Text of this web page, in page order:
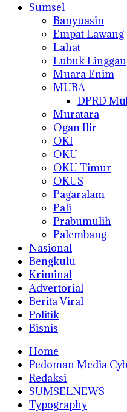
Sumsel
Banyuasin
Empat Lawang
Lahat
Lubuk Linggau
Muara Enim
MUBA
DPRD
Muratara
Ogan Ilir
OKI
OKU
OKU Timur
OKUS
Pagaralam
Pali
Prabumulih
Palembang
Nasional
Bengkulu
Kriminal
Advertorial
Berita Viral
Politik
Bisnis
Home
Pedoman Media
Redaksi
SUMSELNEWS
Typography